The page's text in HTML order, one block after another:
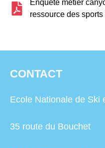
Enquête métier
ressource des
CONTACT
Ecole Nationale de Ski
35 route du Bouchet